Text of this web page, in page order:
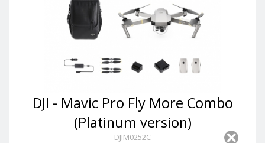
DJI - Mavic Pro Fly More Combo
(Platinum version)
DJIM0252C